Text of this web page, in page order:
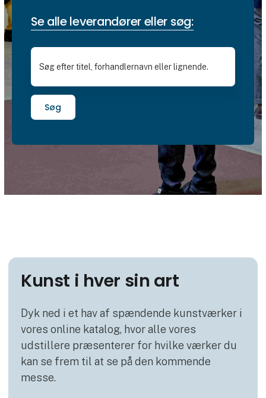
Se alle leverandører eller søg:
Søg
Kunst i hver sin art
Dyk ned i et hav af spændende kunstværker i
vores online katalog, hvor alle vores
udstillere præsenterer for hvilke værker du
kan se frem til at se på den kommende
messe.